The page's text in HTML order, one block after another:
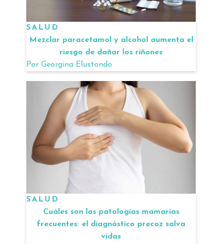
SALUD
Mezclar paracetamol y alcohol aumenta el
riesgo de dañar los riñones
Por Georgina Elustondo
SALUD
Cuáles son las patologías mamarias
frecuentes: el diagnóstico precoz salva
vidas